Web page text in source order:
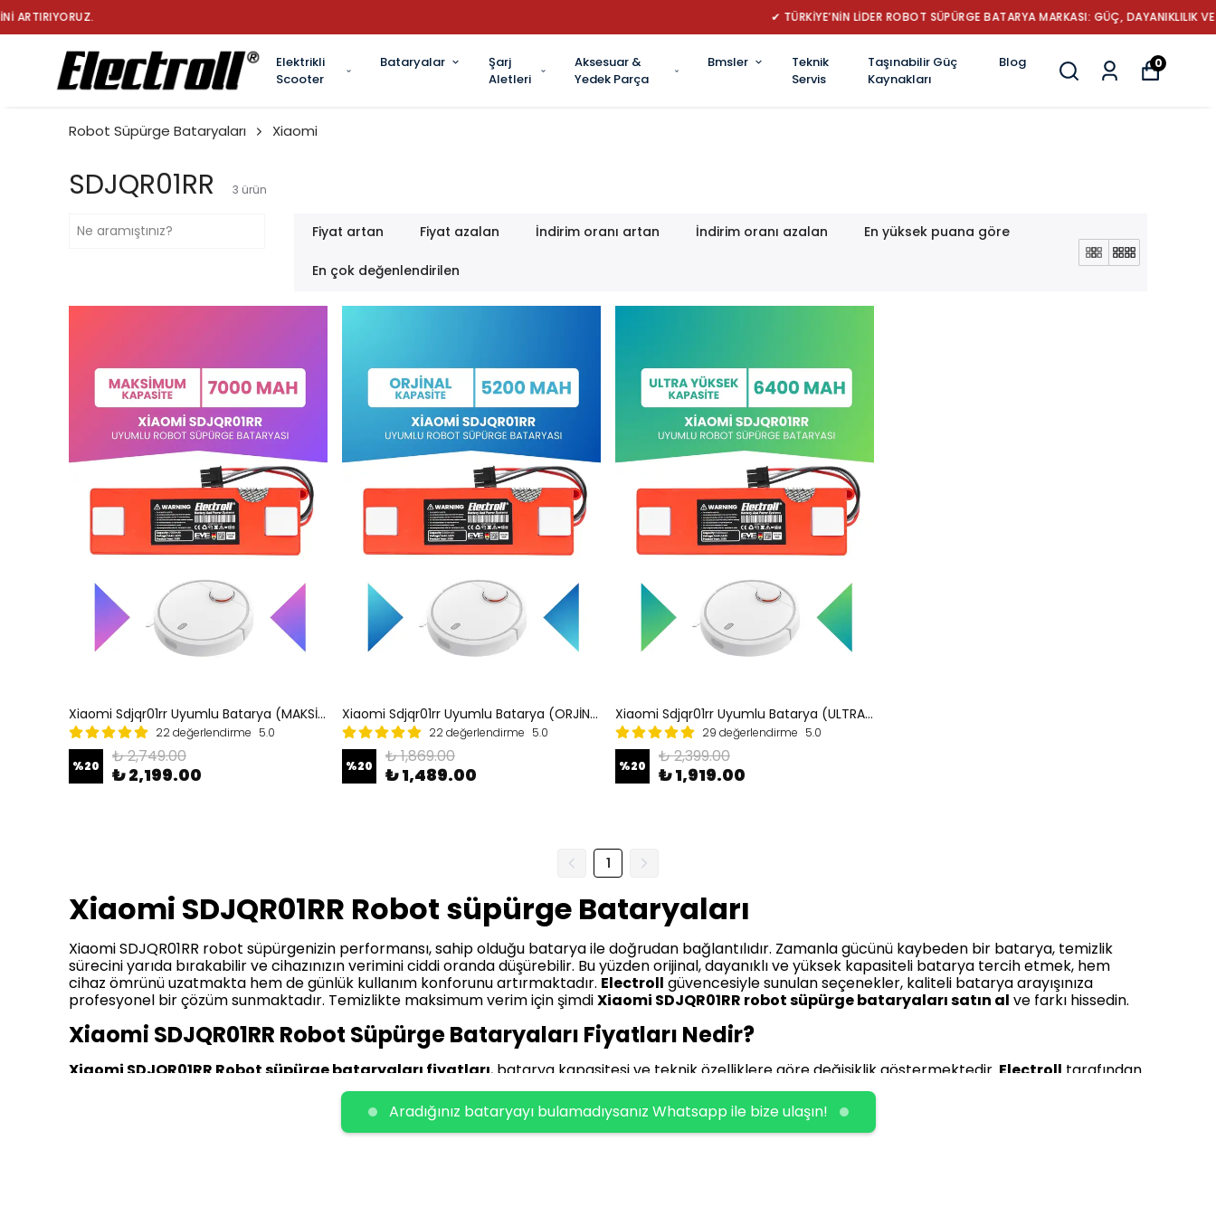
✔ TÜRKİYE’NİN LİDER ROBOT SÜPÜRGE BATARYA MARKASI: GÜÇ, DAYANIKLILIK VE YENİLİK
Elektrikli
Scooter
Bataryalar
Şarj
Aletleri
Aksesuar &
Yedek Parça
Bmsler
Teknik
Servis
Taşınabilir Güç
Kaynakları
Blog 0
Robot Süpürge Bataryaları Xiaomi
SDJQR01RR 3 ürün
Fiyat artan Fiyat azalan İndirim oranı artan İndirim oranı azalan En yüksek puana göre
En çok değenlendirilen
Xiaomi Sdjqr01rr Uyumlu Batarya (MAKSİMUM KAPASİTE) 7000mah Kutulu Robot Süpürge Pil Değişimi
22 değerlendirme 5.0
%20 ₺ 2,749.00
₺ 2,199.00
Xiaomi Sdjqr01rr Uyumlu Batarya (ORJİNAL KAPASİTE) 5200mah Kutulu Robot Süpürge Bataryası Değişimi
22 değerlendirme 5.0
%20 ₺ 1,869.00
₺ 1,489.00
Xiaomi Sdjqr01rr Uyumlu Batarya (ULTRA YÜKSEK KAPASİTE) 6400mah Kutulu Robot Süpürge Batarya Değişim
29 değerlendirme 5.0
%20 ₺ 2,399.00
₺ 1,919.00
1
Xiaomi SDJQR01RR Robot süpürge Bataryaları
Xiaomi SDJQR01RR robot süpürgenizin performansı, sahip olduğu batarya ile doğrudan bağlantılıdır. Zamanla gücünü kaybeden bir batarya, temizlik
sürecini yarıda bırakabilir ve cihazınızın verimini ciddi oranda düşürebilir. Bu yüzden orijinal, dayanıklı ve yüksek kapasiteli batarya tercih etmek, hem
cihaz ömrünü uzatmakta hem de günlük kullanım konforunu artırmaktadır. Electroll güvencesiyle sunulan seçenekler, kaliteli batarya arayışınıza
profesyonel bir çözüm sunmaktadır. Temizlikte maksimum verim için şimdiXiaomi SDJQR01RR robot süpürge bataryaları satın al ve farkı hissedin.
Xiaomi SDJQR01RR Robot Süpürge Bataryaları Fiyatları Nedir?
Xiaomi SDJQR01RR Robot süpürge bataryaları fiyatları, batarya kapasitesi ve teknik özelliklere göre değişiklik göstermektedir. Electroll tarafından
Xiaomi SDJQR01RR Uyumlu Batarya (ORJİNAL KAPASİTE) 5200mAh,(ULTRA YÜKSEK KAPASİTE) 6400mAh
seçenekleri bulunmaktadır. Bu modeller, farklı kullanım alışkanlıklarına hitap edecek şekilde tasarlanmış olup, her
biri ayrı fiyat aralığına sahiptir. Mevcut indirimlerve özelkampanyadönemleriyle birlikte oldukça avantajlı fiyatlarla temin edilebilmektedir. Özellikle
yıl sonu veya sezon geçişlerinde sunulan fırsatlar, bütçe dostu alışveriş yapmak isteyen kullanıcılar için önemli bir tercih sebebidir.
Aradığınız bataryayı bulamadıysanız Whatsapp ile bize ulaşın!